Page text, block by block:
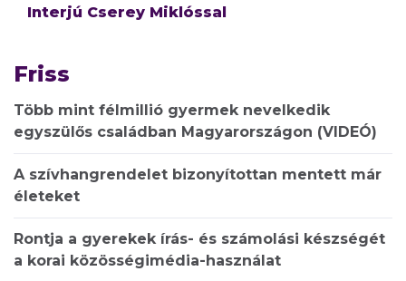
Interjú Cserey Miklóssal
Friss
Több mint félmillió gyermek nevelkedik
egyszülős családban Magyarországon (VIDEÓ)
A szívhangrendelet bizonyítottan mentett már
életeket
Rontja a gyerekek írás- és számolási készségét
a korai közösségimédia-használat